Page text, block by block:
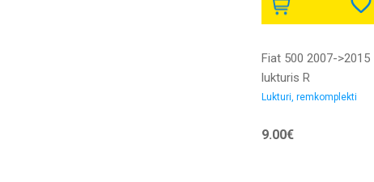
Fiat 500 2007->2015
lukturis R
remkomplekts
Lukturi, remkomplekti
9.00€